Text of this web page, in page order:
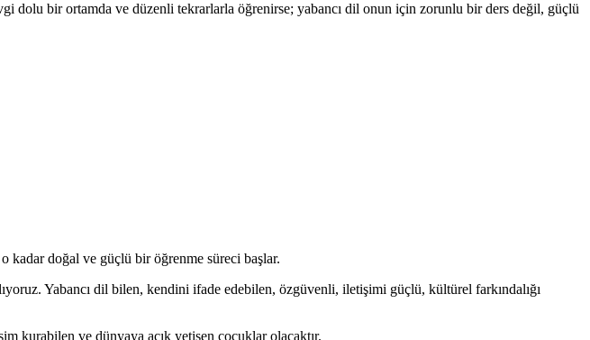
dolu bir ortamda ve düzenli tekrarlarla öğrenirse; yabancı dil onun için zorunlu bir ders değil, güçlü
kadar doğal ve güçlü bir öğrenme süreci başlar.
Yabancı dil bilen, kendini ifade edebilen, özgüvenli, iletişimi güçlü, kültürel farkındalığı
kurabilen ve dünyaya açık yetişen çocuklar olacaktır.